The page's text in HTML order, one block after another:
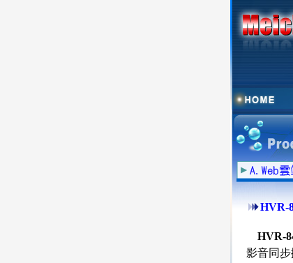
HVR-
HVR-
影音同